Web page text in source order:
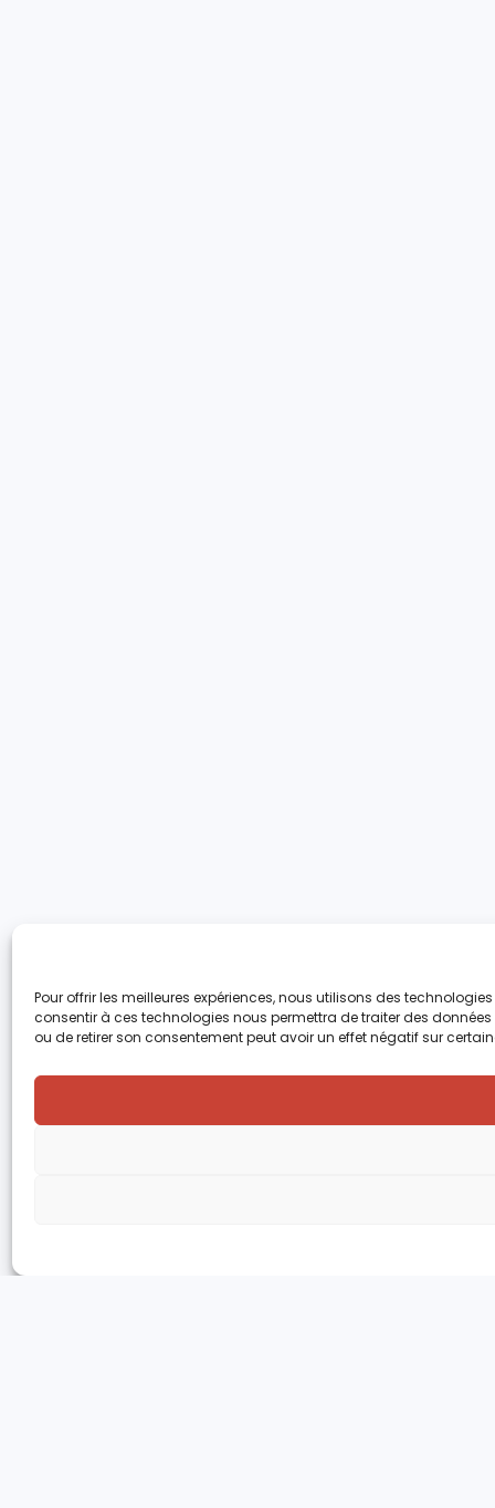
Pour offrir les meilleures expériences, nous utilisons des
consentir à ces technologies nous permettra de traiter des
ou de retirer son consentement peut avoir un effet négatif sur